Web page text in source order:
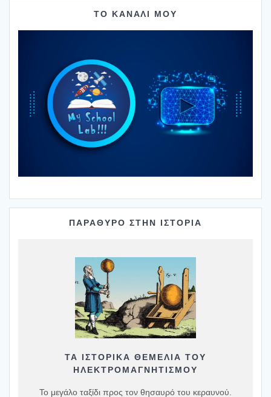
ΤΟ ΚΑΝΑΛΙ ΜΟΥ
ΠΑΡΑΘΥΡΟ ΣΤΗΝ ΙΣΤΟΡΙΑ
ΤΑ ΙΣΤΟΡΙΚΆ ΘΕΜΈΛΙΑ ΤΟΥ
ΗΛΕΚΤΡΟΜΑΓΝΗΤΙΣΜΟΎ
Το μεγάλο ταξίδι προς τον θησαυρό του κεραυνού.